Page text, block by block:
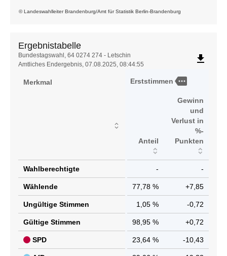
© Landeswahlleiter Brandenburg/Amt für Statistik Berlin-Brandenburg
Ergebnistabelle
Ergebnistabelle
Bundestagswahl, 64 0274 274 - Letschin
Amtliches Endergebnis, 07.08.2025, 08:44:55
file_download
Merkmal Erststimmen more
Anteil
Gewinn
und
Verlust in
%-
Punkten
Wahlberechtigte - -
Wählende 77,78 % +7,85
Ungültige Stimmen 1,05 % -0,72
Gültige Stimmen 98,95 % +0,72
SPD 23,64 % -10,43